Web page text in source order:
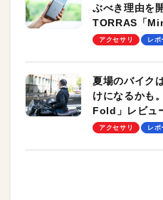
ぶべき理由を
TORRAS「
ーも
アクセサリ レポ
夏場のバイク
けになるかも
Fold」レビュ
却プレート、
アクセサリ レポ